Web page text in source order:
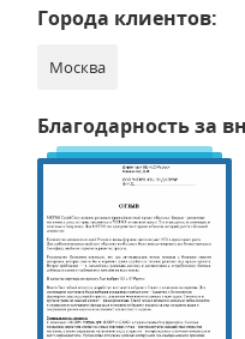
Города клиентов:
Москва
Благодарность за